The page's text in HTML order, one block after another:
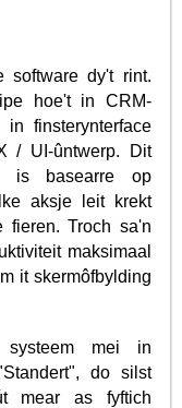
software dy't rint.
hoe't in CRM-
finsterynterface
/ UI-ûntwerp. Dit
is basearre op
aksje leit krekt
Troch sa'n
maksimaal
it skermôfbylding
mei in
do silst
mear as fyftich